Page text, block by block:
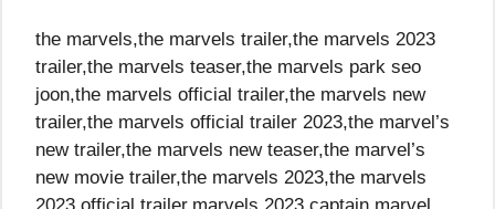
the marvels,the marvels trailer,the marvels 2023
trailer,the marvels teaser,the marvels park seo
joon,the marvels official trailer,the marvels new
trailer,the marvels official trailer 2023,the marvel’s
new trailer,the marvels new teaser,the marvel’s
new movie trailer,the marvels 2023,the marvels
2023 official trailer,marvels 2023,captain marvel